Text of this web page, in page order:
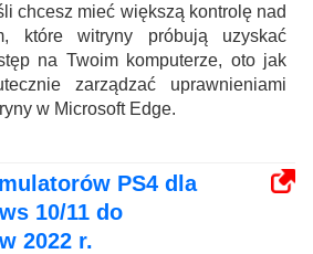
chcesz mieć większą kontrolę nad
które witryny próbują uzyskać
na Twoim komputerze, oto jak
zarządzać uprawnieniami
w Microsoft Edge.
PS4 dla
10/11 do
2022 r.